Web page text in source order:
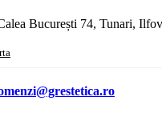
București 74, Tunari,